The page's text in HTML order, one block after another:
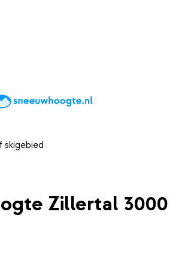
Kaarten
Zillertal 3000